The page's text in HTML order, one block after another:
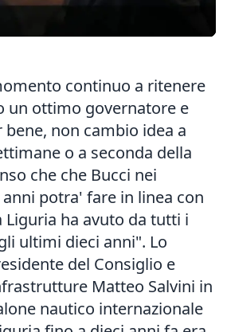
continuo a ritenere
un ottimo governatore e
non cambio idea a
o a seconda della
che che Bucci nei
potra' fare in linea con
Liguria ha avuto da tutti i
ultimi dieci anni". Lo
del Consiglio e
Matteo Salvini in
nautico internazionale